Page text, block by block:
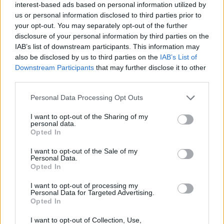
interest-based ads based on personal information utilized by
us or personal information disclosed to third parties prior to
your opt-out. You may separately opt-out of the further
disclosure of your personal information by third parties on the
IAB’s list of downstream participants. This information may
also be disclosed by us to third parties on the IAB’s List of
Downstream Participants that may further disclose it to other
Personal Data Processing Opt Outs
I want to opt-out of the Sharing of my
personal data.
Opted In
I want to opt-out of the Sale of my
Personal Data.
Opted In
I want to opt-out of processing my
Personal Data for Targeted Advertising.
Opted In
I want to opt-out of Collection, Use,
promossa e organizzata dalla Camera di Commercio di
Roma in programma dal 20 al 22 ottobre, ha messo in
lucel’impatto positivodell’innovazione. La ricerca si
chiama infatti ‘Innovation impact’(Effetti, impatto e
futuro dell’innovazione tecnologica) e mette in luce
anche il giudizio delle imprese per le quali l’innovazione
tecnologica è stata – e continuerà ad esserlo – un
Dall’indagine emerge come gli italiani si percepiscono
rispetto ai cittadini degli altri Paesi (America, Francia e
Germania):6,7 il voto medio
tecnologia, per gli italiani è diventata più facile e intensa,
ma anche più stressante e isolata. Valutazioni simili negli
altri Paesi, con alcune accentuazioni. Per gli americani
oltre alla semplificazione esistenziale la tecnologia ha
reso la vita anche più asfissiante, noiosa e isolata. Per i
francesi alla facilità, la tecnologia ha portato con sé dosi
di leggerezza, ma anche di stress e ha reso l’esistenza